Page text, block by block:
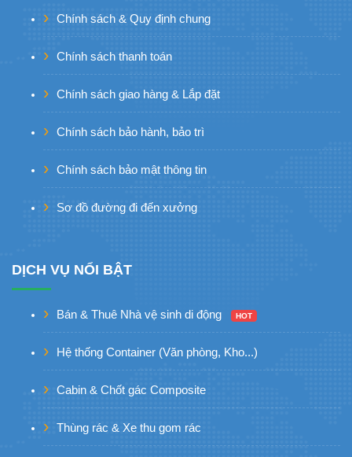
Chính sách & Quy định chung
Chính sách thanh toán
Chính sách giao hàng & Lắp đặt
Chính sách bảo hành, bảo trì
Chính sách bảo mật thông tin
Sơ đồ đường đi đến xưởng
DỊCH VỤ NỔI BẬT
Bán & Thuê Nhà vệ sinh di động HOT
Hệ thống Container (Văn phòng, Kho...)
Cabin & Chốt gác Composite
Thùng rác & Xe thu gom rác